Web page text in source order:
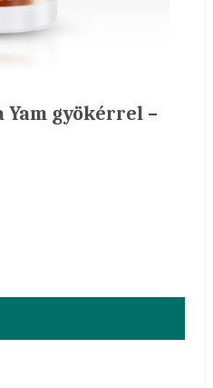
gyökérrel –